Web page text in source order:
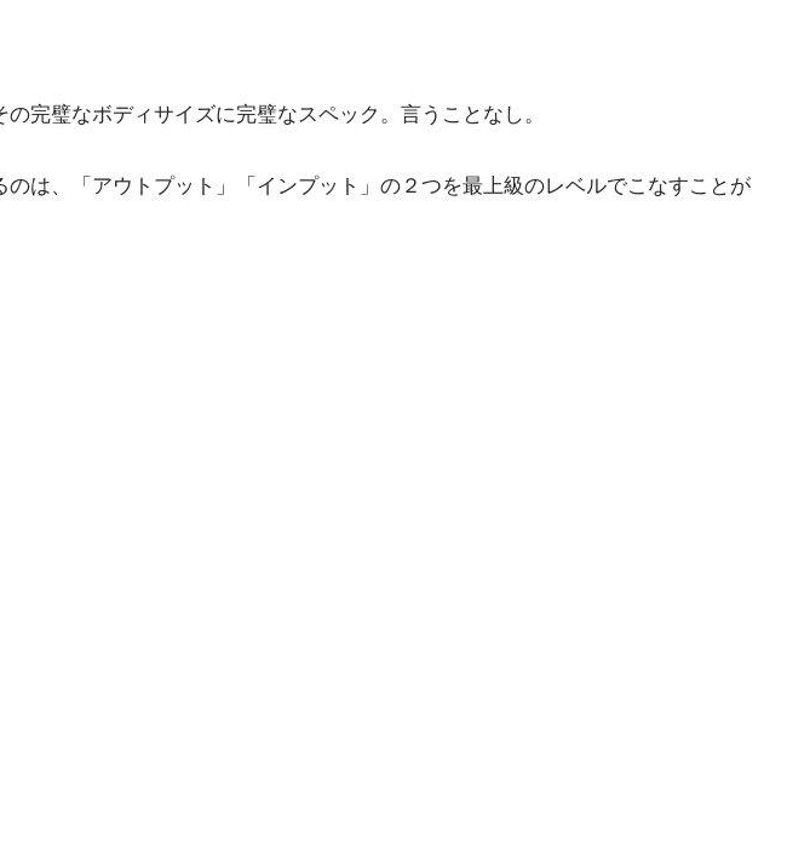
完璧なボディサイズに完璧なスペック。言うことなし。
は、「アウトプット」「インプット」の２つを最上級のレベルでこなすことが